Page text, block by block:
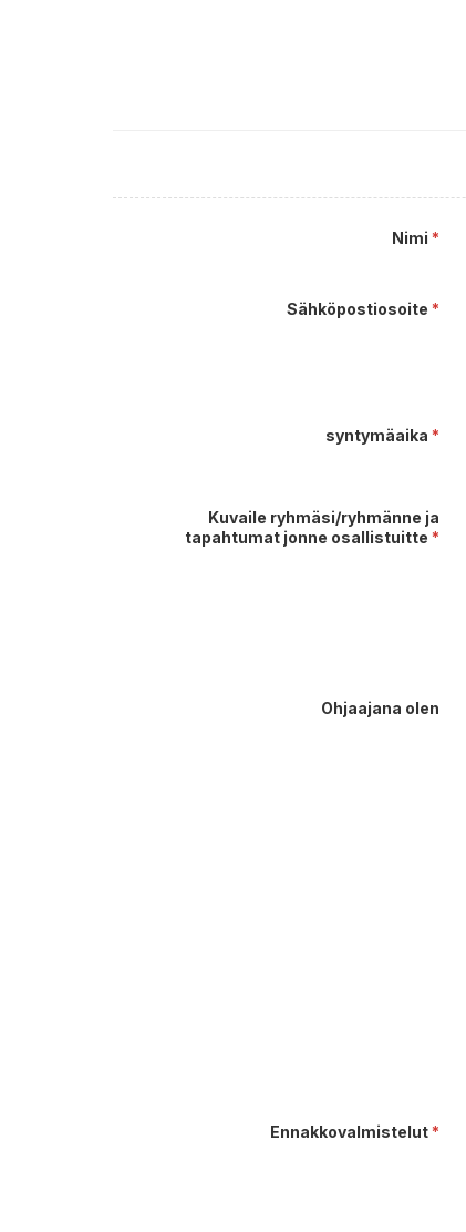
Nimi *
Sähköpostiosoite *
syntymäaika *
Kuvaile ryhmäsi/ryhmänne ja
tapahtumat jonne osallistuitte *
Ohjaajana olen
Ennakkovalmistelut *